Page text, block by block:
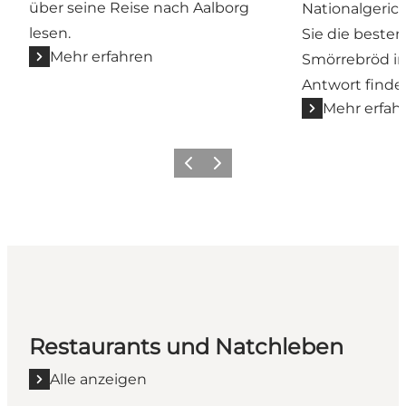
über seine Reise nach Aalborg
lesen.
Mehr erfahren
Sie die
Smörrebröd
Antwort
Mehr
ZurückWeiter
Restaurants und Natchleben
Alle anzeigen